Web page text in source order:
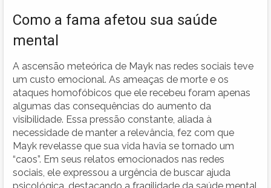
Como a fama afetou sua saúde
mental
A ascensão meteórica de Mayk nas redes sociais teve
um custo emocional. As ameaças de morte e os
ataques homofóbicos que ele recebeu foram apenas
algumas das consequências do aumento da
visibilidade. Essa pressão constante, aliada à
necessidade de manter a relevância, fez com que
Mayk revelasse que sua vida havia se tornado um
“caos”. Em seus relatos emocionados nas redes
sociais, ele expressou a urgência de buscar ajuda
psicológica, destacando a fragilidade da saúde mental